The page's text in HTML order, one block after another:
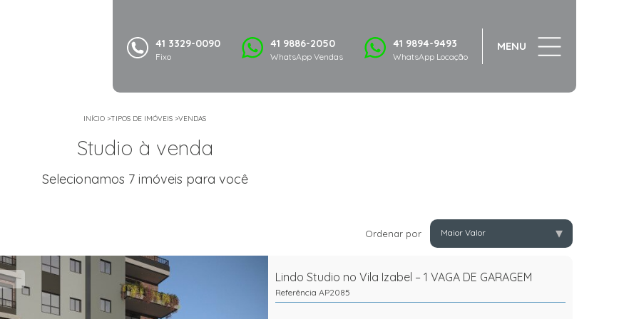
41 3329-0090
Fixo
41 9886-2050
WhatsApp Vendas
41 9894-9493
WhatsApp Locação
MENU
INÍCIO >TIPOS DE IMÓVEIS >VENDAS
Studio à venda
Selecionamos 7 imóveis para você
Ordenar por Maior Valor ▾
Lindo Studio no Vila Izabel – 1 VAGA DE GARAGEM
Referência AP2085